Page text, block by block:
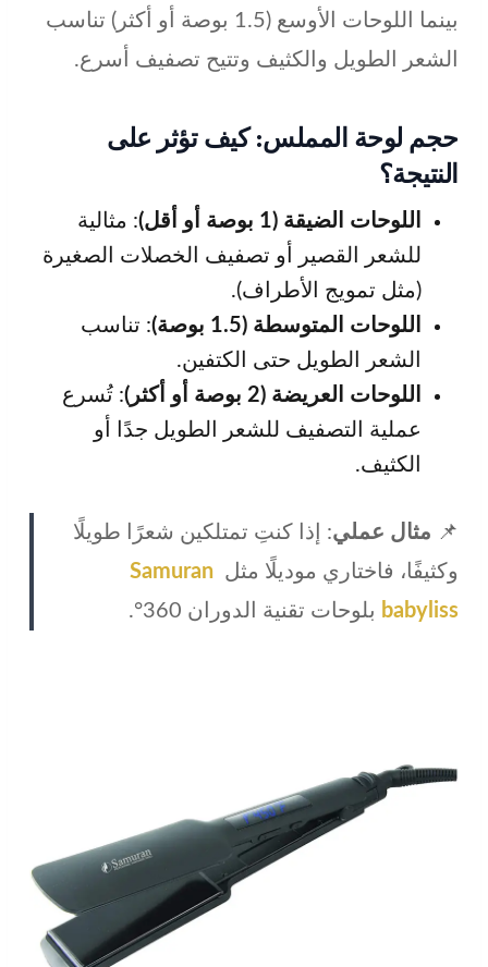
بينما اللوحات الأوسع (1.5 بوصة أو أكثر) تناسب
الشعر الطويل والكثيف وتتيح تصفيف أسرع.
حجم لوحة المملس: كيف تؤثر على
النتيجة؟
اللوحات الضيقة (1 بوصة أو أقل)
: مثالية
للشعر القصير أو تصفيف الخصلات الصغيرة
(مثل تمويج الأطراف).
اللوحات المتوسطة (1.5 بوصة)
: تناسب
الشعر الطويل حتى الكتفين.
اللوحات العريضة (2 بوصة أو أكثر)
: تُسرع
عملية التصفيف للشعر الطويل جدًا أو
الكثيف.
📌 مثال عملي: إذا كنتِ تمتلكين شعرًا طويلًا
وكثيفًا، فاختاري موديلًا مثل Samuran
babyliss بلوحات تقنية الدوران 360°.